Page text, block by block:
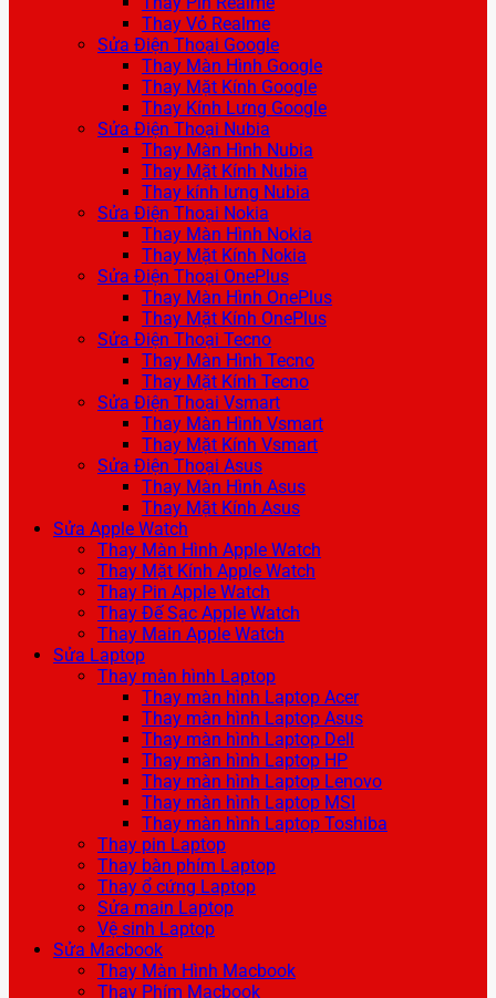
Thay Vỏ Realme
Sửa Điện Thoại Google
Thay Màn Hình Google
Thay Mặt Kính Google
Thay Kính Lưng Google
Sửa Điện Thoại Nubia
Thay Màn Hình Nubia
Thay Mặt Kính Nubia
Thay kính lưng Nubia
Sửa Điện Thoại Nokia
Thay Màn Hình Nokia
Thay Mặt Kính Nokia
Sửa Điện Thoại OnePlus
Thay Màn Hình OnePlus
Thay Mặt Kính OnePlus
Sửa Điện Thoại Tecno
Thay Màn Hình Tecno
Thay Mặt Kính Tecno
Sửa Điện Thoại Vsmart
Thay Màn Hình Vsmart
Thay Mặt Kính Vsmart
Sửa Điện Thoại Asus
Thay Màn Hình Asus
Thay Mặt Kính Asus
Sửa Apple Watch
Thay Màn Hình Apple Watch
Thay Mặt Kính Apple Watch
Thay Pin Apple Watch
Thay Đế Sạc Apple Watch
Thay Main Apple Watch
Sửa Laptop
Thay màn hình Laptop
Thay màn hình Laptop Acer
Thay màn hình Laptop Asus
Thay màn hình Laptop Dell
Thay màn hình Laptop HP
Thay màn hình Laptop Lenovo
Thay màn hình Laptop MSI
Thay màn hình Laptop Toshiba
Thay pin Laptop
Thay bàn phím Laptop
Thay ổ cứng Laptop
Sửa main Laptop
Vệ sinh Laptop
Sửa Macbook
Thay Màn Hình Macbook
Thay Phím Macbook